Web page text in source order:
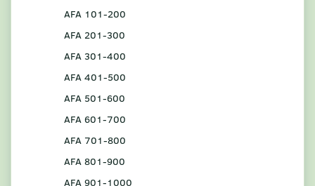
AFA 101-200
AFA 201-300
AFA 301-400
AFA 401-500
AFA 501-600
AFA 601-700
AFA 701-800
AFA 801-900
AFA 901-1000